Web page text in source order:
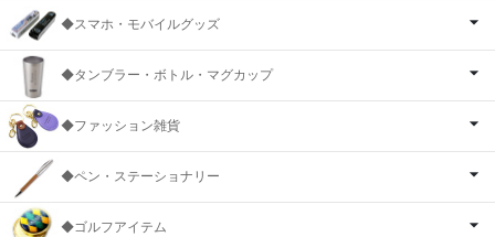
◆スマホ・モバイルグッズ
◆タンブラー・ボトル・マグカップ
◆ファッション雑貨
◆ペン・ステーショナリー
◆ゴルフアイテム